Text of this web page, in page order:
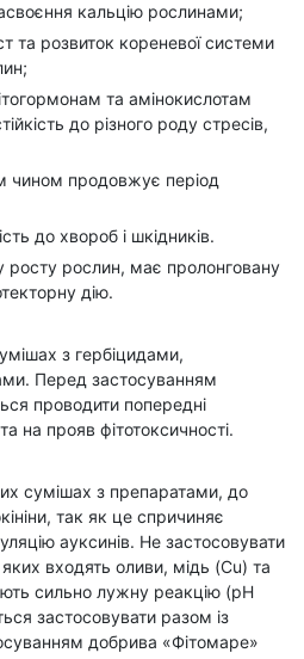
кальцію рослинами;
та розвиток кореневої системи
та амінокислотам
до різного роду стресів,
чином продовжує період
до хвороб і шкідників.
росту рослин, має пролонговану
дію.
з гербіцидами,
Перед застосуванням
проводити попередні
на прояв фітотоксичності.
сумішах з препаратами, до
так як це спричиняє
ауксинів. Не застосовувати
входять оливи, мідь (Cu) та
сильно лужну реакцію (рН
застосовувати разом із
добрива «Фітомаре»